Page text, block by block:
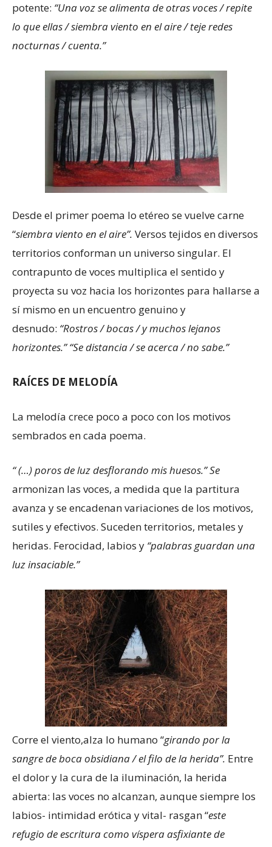
potente: “Una voz se alimenta de otras voces / repite
lo que ellas / siembra viento en el aire / teje redes
nocturnas / cuenta.”
Desde el primer poema lo etéreo se vuelve carne
“siembra viento en el aire”. Versos tejidos en diversos
territorios conforman un universo singular. El
contrapunto de voces multiplica el sentido y
proyecta su voz hacia los horizontes para hallarse a
sí mismo en un encuentro genuino y
desnudo: “Rostros / bocas / y muchos lejanos
horizontes.” “Se distancia / se acerca / no sabe.”
RAÍCES DE MELODÍA
La melodía crece poco a poco con los motivos
sembrados en cada poema.
“ (…) poros de luz desflorando mis huesos.” Se
armonizan las voces, a medida que la partitura
avanza y se encadenan variaciones de los motivos,
sutiles y efectivos. Suceden territorios, metales y
heridas. Ferocidad, labios y “palabras guardan una
luz insaciable.”
Corre el viento,alza lo humano “girando por la
sangre de boca obsidiana / el filo de la herida”. Entre
el dolor y la cura de la iluminación, la herida
abierta: las voces no alcanzan, aunque siempre los
labios- intimidad erótica y vital- rasgan “este
refugio de escritura como víspera asfixiante de